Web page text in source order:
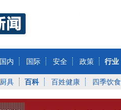
国内 国际 安全 政策 行业
厨具 百科 百姓健康 四季饮食